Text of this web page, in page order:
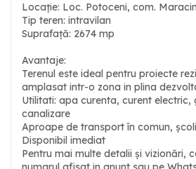
Locație: Loc. Potoceni, com.
Tip teren: intravilan
Suprafață: 2674 mp
Avantaje:
Terenul este ideal pentru proiecte
amplasat intr-o zona in plina
Utilitati: apa curenta, curent electric,
canalizare
Aproape de transport în comun,
Disponibil imediat
Pentru mai multe detalii și vizionări,